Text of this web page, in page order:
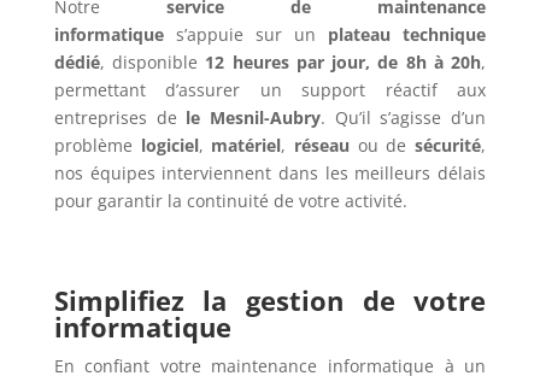
Notre service de maintenance
informatiques’appuie sur un plateau technique
dédié, disponible 12 heures par jour, de 8h à 20h,
permettant d’assurer un support réactif aux
entreprises de le Mesnil-Aubry. Qu’il s’agisse d’un
problème logiciel, matériel, réseau ou desécurité,
nos équipes interviennent dans les meilleurs délais
pour garantir la continuité de votre activité.
Simplifiez la gestion de votre
informatique
En confiant votre maintenance informatique à un